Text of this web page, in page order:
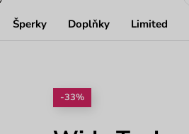
Šperky Doplňky Limited
-33%